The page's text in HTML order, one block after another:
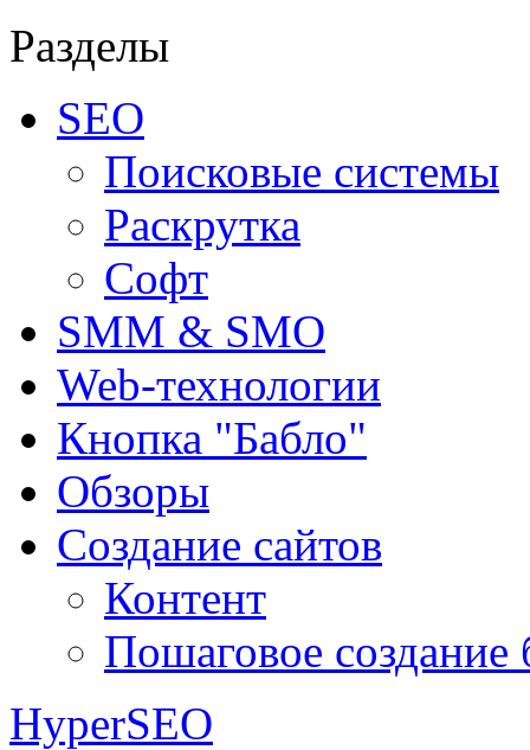
Разделы
SEO
Поисковые системы
Раскрутка
Софт
SMM & SMO
Web-технологии
Кнопка "Бабло"
Обзоры
Создание сайтов
Контент
Пошаговое создание
HyperSEO